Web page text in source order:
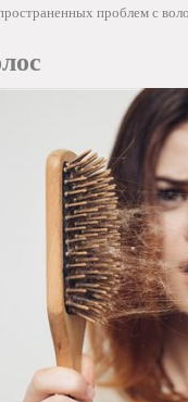
проблем с